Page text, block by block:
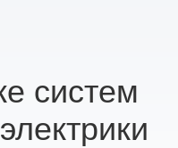
систем